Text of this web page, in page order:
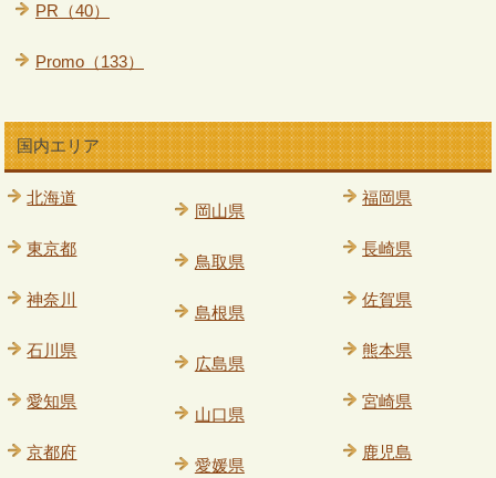
PR（40）
Promo（133）
国内エリア
北海道
東京都
神奈川
石川県
愛知県
京都府
岡山県
鳥取県
島根県
広島県
山口県
愛媛県
福岡県
長崎県
佐賀県
熊本県
宮崎県
鹿児島